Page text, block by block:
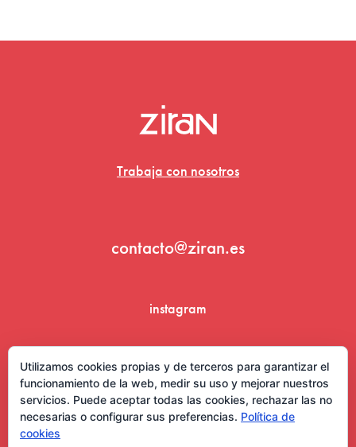
Trabaja con nosotros
contacto@ziran.es
instagram
Utilizamos cookies propias y de terceros para garantizar el
funcionamiento de la web, medir su uso y mejorar nuestros
servicios. Puede aceptar todas las cookies, rechazar las no
necesarias o configurar sus preferencias. Política de
cookies